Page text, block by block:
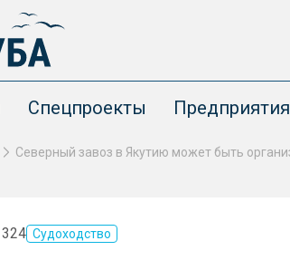
Спецпроекты Предприятия
324 Судоходство